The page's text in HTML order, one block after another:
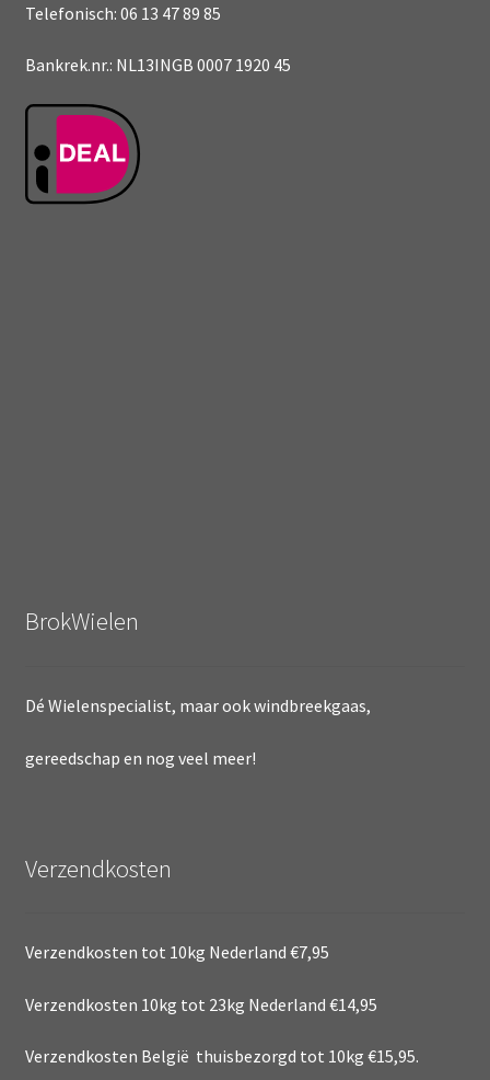
Telefonisch: 06 13 47 89 85
Bankrek.nr.: NL13INGB 0007 1920 45
BrokWielen
Dé Wielenspecialist, maar ook windbreekgaas,
gereedschap en nog veel meer!
Verzendkosten
Verzendkosten tot 10kg Nederland €7,95
Verzendkosten 10kg tot 23kg Nederland €14,95
Verzendkosten België thuisbezorgd tot 10kg €15,95.